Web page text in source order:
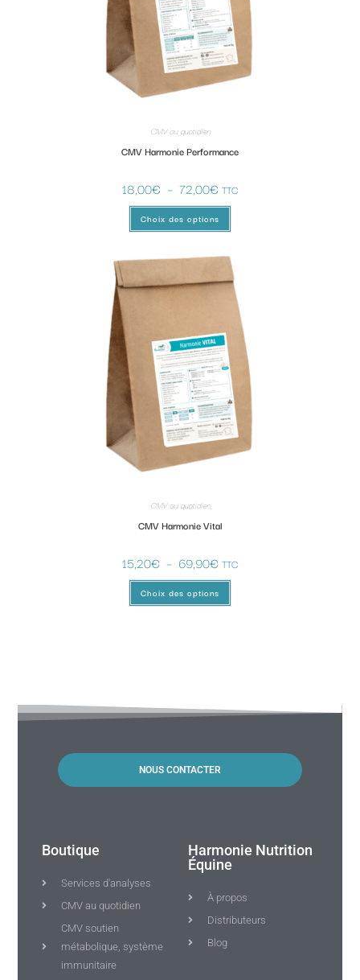
CMV au quotidien
CMV Harmonie Performance
18,00€ – 72,00€ TTC
Choix des options
CMV au quotidien
CMV Harmonie Vital
15,20€ – 69,90€ TTC
Choix des options
NOUS CONTACTER
Boutique
Services d'analyses
CMV au quotidien
CMV soutien
métabolique, système
immunitaire
Harmonie Nutrition
Équine
À propos
Distributeurs
Blog